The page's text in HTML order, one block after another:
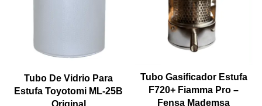
Tubo De Vidrio Para
Estufa Toyotomi ML-25B
Tubo Gasificador Estufa
F720+ Fiamma Pro –
Fensa Mademsa